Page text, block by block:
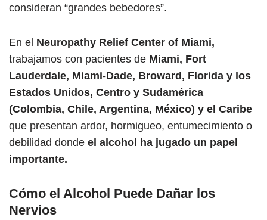
consideran “grandes bebedores”.
En el Neuropathy Relief Center of Miami,
trabajamos con pacientes de Miami, Fort
Lauderdale, Miami-Dade, Broward, Florida y los
Estados Unidos, Centro y Sudamérica
(Colombia, Chile, Argentina, México) y el Caribe
que presentan ardor, hormigueo, entumecimiento o
debilidad donde el alcohol ha jugado un papel
importante.
Cómo el Alcohol Puede Dañar los
Nervios